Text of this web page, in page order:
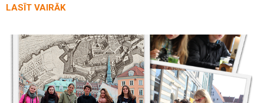
LASĪT VAIRĀK